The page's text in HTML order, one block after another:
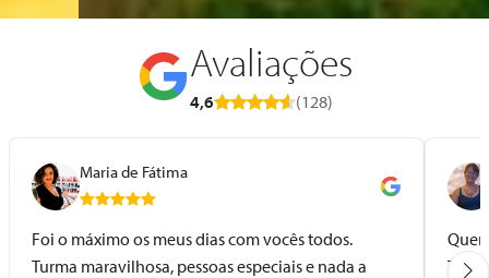
Avaliações
4,6 (128)
Maria de Fátima
Foi o máximo os meus dias com vocês todos.
Turma maravilhosa, pessoas especiais e nada a
Tour